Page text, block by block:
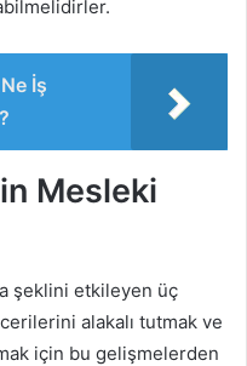
İş
Mesleki
şeklini etkileyen üç
alakalı tutmak ve
için bu gelişmelerden